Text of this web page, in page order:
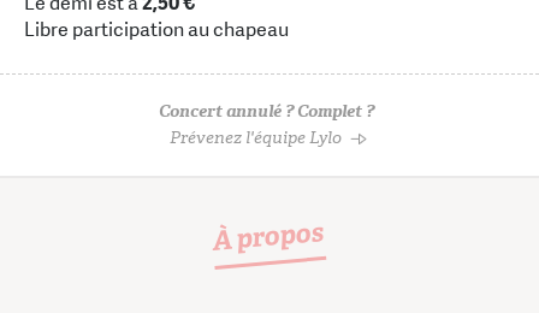
Libre participation au chapeau
Concert annulé ? Complet ?
Prévenez l'équipe Lylo
À propos